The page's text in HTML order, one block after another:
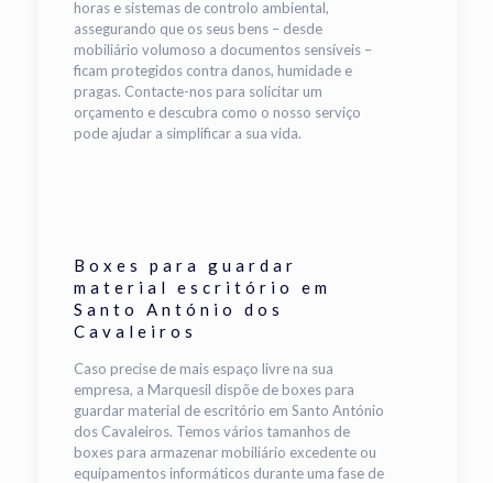
horas e sistemas de controlo ambiental,
assegurando que os seus bens – desde
mobiliário volumoso a documentos sensíveis –
ficam protegidos contra danos, humidade e
pragas. Contacte-nos para solicitar um
orçamento e descubra como o nosso serviço
pode ajudar a simplificar a sua vida.
Boxes para guardar
material escritório em
Santo António dos
Cavaleiros
Caso precise de mais espaço livre na sua
empresa, a Marquesil dispõe de boxes para
guardar material de escritório em Santo António
dos Cavaleiros. Temos vários tamanhos de
boxes para armazenar mobiliário excedente ou
equipamentos informáticos durante uma fase de